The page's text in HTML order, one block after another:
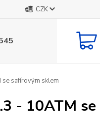
CZK
safírovým sklem
- 10ATM se